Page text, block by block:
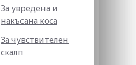
За увредена и
накъсана коса
За чувствителен
скалп